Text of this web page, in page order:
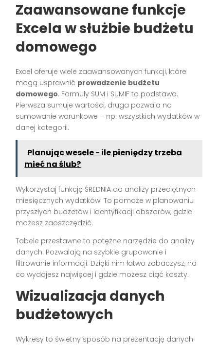
Zaawansowane funkcje
Excela w służbie budżetu
domowego
Excel oferuje wiele zaawansowanych funkcji, które
mogą usprawnić prowadzenie budżetu
domowego. Formuły SUM i SUMIF to podstawa.
Pierwsza sumuje wartości, druga pozwala na
sumowanie warunkowe – np. wszystkich wydatków w
danej kategorii.
Planując wesele - ile pieniędzy trzeba
mieć na ślub?
Wykorzystaj funkcję ŚREDNIA do analizy przeciętnych
miesięcznych wydatków. To pomoże w planowaniu
przyszłych budżetów i identyfikacji obszarów, gdzie
możesz zaoszczędzić.
Tabele przestawne to potężne narzędzie do analizy
danych. Pozwalają na szybkie grupowanie i
filtrowanie informacji. Dzięki nim łatwo zobaczysz, na
co wydajesz najwięcej i gdzie możesz ciąć koszty.
Wizualizacja danych
budżetowych
Wykresy to świetny sposób na prezentację danych